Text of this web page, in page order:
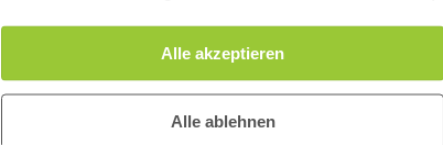
Alle akzeptieren
Alle ablehnen